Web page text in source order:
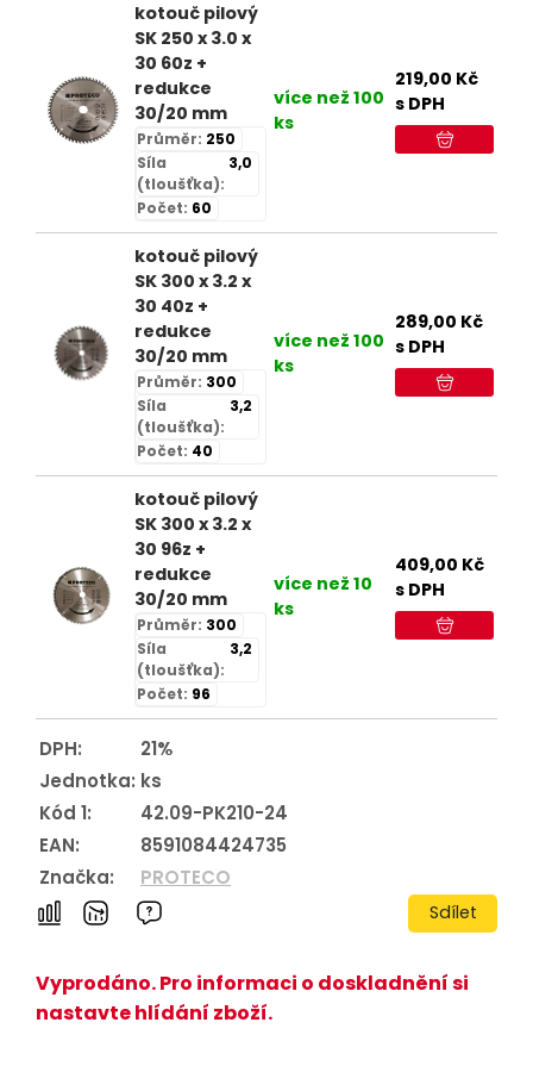
kotouč pilový
SK 250 x 3.0 x
30 60z +
redukce
30/20 mm
Průměr: 250
Síla
(tloušťka):
3,0
Počet: 60
více než 100
ks
219,00 Kč
s DPH
kotouč pilový
SK 300 x 3.2 x
30 40z +
redukce
30/20 mm
Průměr: 300
Síla
(tloušťka):
3,2
Počet: 40
více než 100
ks
289,00 Kč
s DPH
kotouč pilový
SK 300 x 3.2 x
30 96z +
redukce
30/20 mm
Průměr: 300
Síla
(tloušťka):
3,2
Počet: 96
více než 10
ks
409,00 Kč
s DPH
DPH:
21%
Jednotka: ks
Kód 1:
42.09-PK210-24
EAN:
8591084424735
Značka:
PROTECO
Sdílet
Vyprodáno. Pro informaci o doskladnění si
nastavte hlídání zboží.